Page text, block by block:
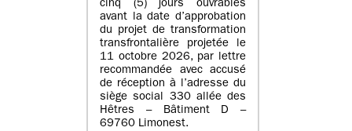
cinq (5) jours ouvrables
avant la date d’approbation
du projet de transformation
transfrontalière projetée le
11 octobre 2026, par lettre
recommandée avec accusé
de réception à l’adresse du
siège social 330 allée des
Hêtres – Bâtiment D –
69760 Limonest.